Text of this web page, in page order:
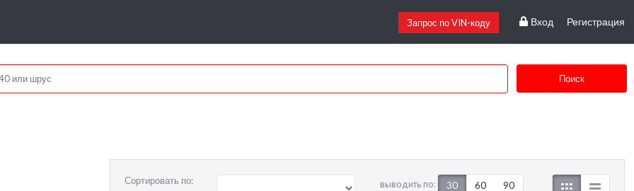
Запрос по VIN-коду Вход Регистрация
Поиск
Сортировать по: выводить по: 30 60 90